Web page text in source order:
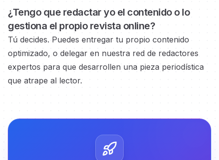
¿Tengo que redactar yo el contenido o lo
gestiona el propiorevista online?
Tú decides. Puedes entregar tu propio contenido
optimizado, o delegar en nuestra red de redactores
expertos para que desarrollen una pieza periodística
que atrape al lector.